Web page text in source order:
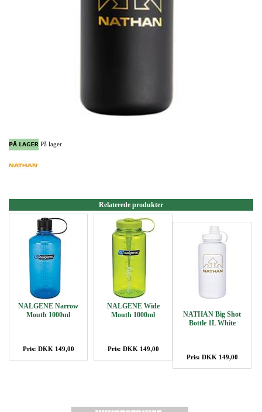
På lager
Relaterede produkter
NALGENE Narrow
Mouth 1000ml
Pris: DKK 149,00
NALGENE Wide
Mouth 1000ml
Pris: DKK 149,00
NATHAN Big Shot
Bottle 1L White
Pris: DKK 149,00